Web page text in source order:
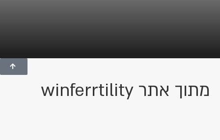
מתוך אתר winferrtility